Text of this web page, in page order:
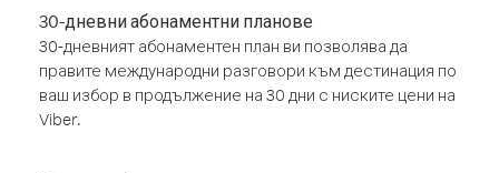
30-дневни абонаментни планове
30-дневният абонаментен план ви позволява да
правите международни разговори към дестинация по
ваш избор в продължение на 30 дни с ниските цени на
Viber.